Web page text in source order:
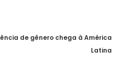
de gênero chega à América
Latina